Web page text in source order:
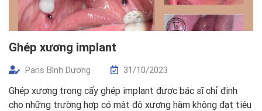
Ghép xương implant
Paris Bình Dương 31/10/2023
Ghép xương trong cấy ghép implant được bác sĩ chỉ định
cho những trường hợp có mật độ xương hàm không đạt tiêu